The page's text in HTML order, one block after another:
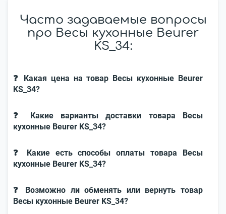
Часто задаваемые вопросы
про Весы кухонные Beurer
KS_34:
❓ Какая цена на товар Весы кухонные Beurer
KS_34?
❓ Какие варианты доставки товара Весы
кухонные Beurer KS_34?
❓ Какие есть способы оплаты товара Весы
кухонные Beurer KS_34?
❓ Возможно ли обменять или вернуть товар
Весы кухонные Beurer KS_34?